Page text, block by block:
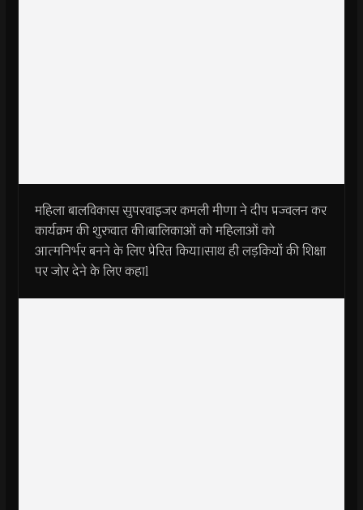
महिला बालविकास सुपरवाइजर कमली मीणा ने दीप प्रज्वलन कर
कार्यक्रम की शुरुवात की।बालिकाओं को महिलाओं को
आत्मनिर्भर बनने के लिए प्रेरित किया।साथ ही लड़कियों की शिक्षा
पर जोर देने के लिए कहाl